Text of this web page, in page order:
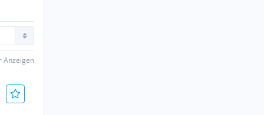
Anzeigen